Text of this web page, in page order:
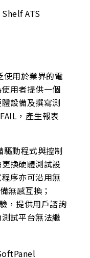
用於業界的電
用者提供一個
設備及撰寫測
，產生報表
動程式與控制
換硬體測試設
序亦可沿用無
無感互換；
，提供用戶諮詢
試平台無法繼